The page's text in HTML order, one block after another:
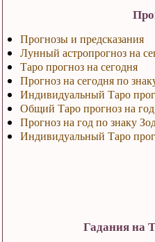
Прогнозы и предсказания
Лунный астропрогноз на
Таро прогноз на сегодня
Прогноз на сегодня по
Индивидуальный Таро
Общий Таро прогноз на год
Прогноз на год по знаку
Индивидуальный Таро
Гадания на